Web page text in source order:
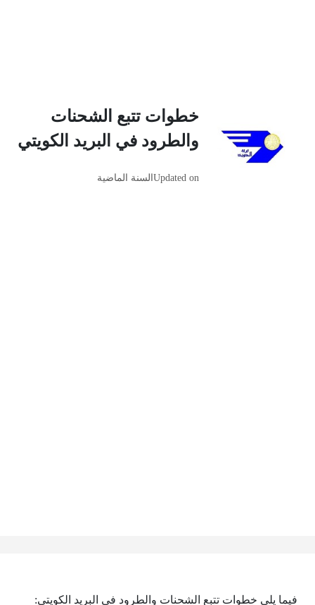
خطوات تتبع الشحنات
والطرود في البريد الكويتي
Updated onالسنة الماضية
فيما يلي خطوات تتبع الشحنات والطرود في البريد الكويتي: